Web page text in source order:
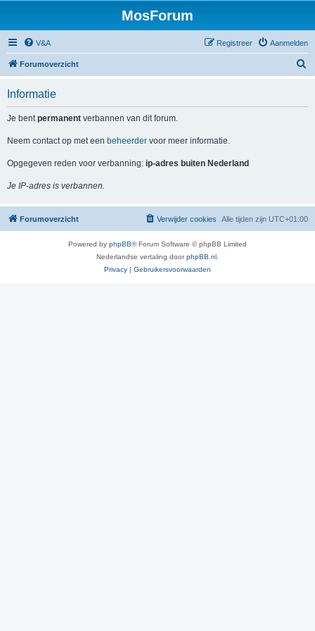
MosForum
V&A Aanmelden
Registreer
Forumoverzicht
Informatie
Je bentpermanent verbannen van dit forum.
Neem contact op met een beheerder voor meer informatie.
Opgegeven reden voor verbanning: ip-adres buiten Nederland
Je IP-adres is verbannen.
Forumoverzicht Alle tijden zijn UTC+01:00
Verwijder cookies
Powered by phpBB® Forum Software © phpBB Limited
Nederlandse vertaling doorphpBB.nl
Privacy | Gebruikersvoorwaarden